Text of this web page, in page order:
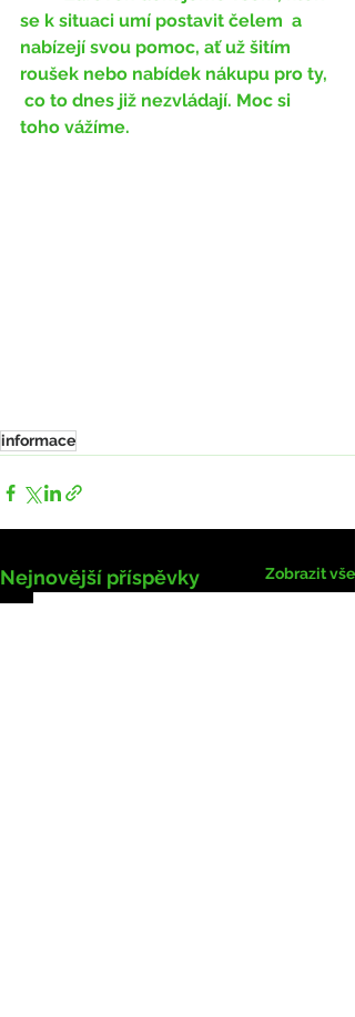
se k situaci umí postavit čelem  a
nabízejí svou pomoc, ať už šitím
roušek nebo nabídek nákupu pro ty,
co to dnes již nezvládají. Moc si
toho vážíme.
informace
Nejnovější příspěvky Zobrazit vše